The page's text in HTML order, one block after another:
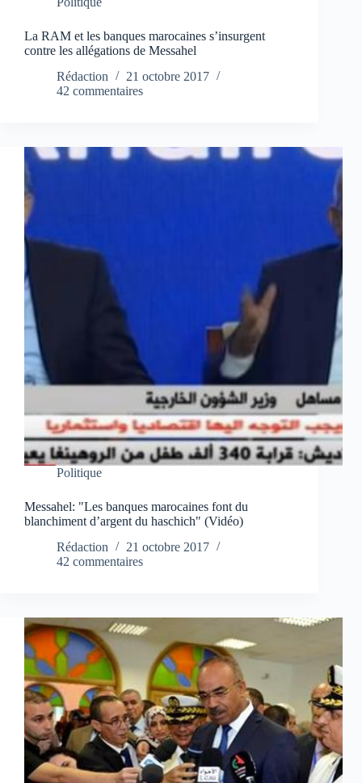
La RAM et les banques marocaines s’insurgent
contre les allégations de Messahel
Rédaction
21 octobre 2017
42 commentaires
Politique
Messahel: "Les banques marocaines font du
blanchiment d’argent du haschich" (Vidéo)
Rédaction
21 octobre 2017
42 commentaires